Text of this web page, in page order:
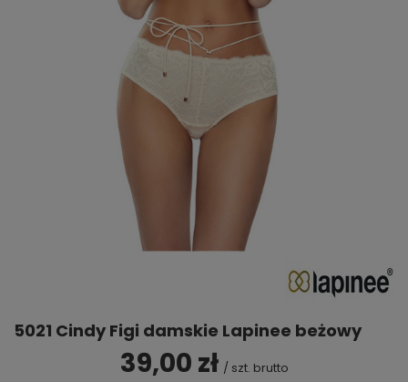
5021 Cindy Figi damskie Lapinee beżowy
39,00 zł / szt. brutto